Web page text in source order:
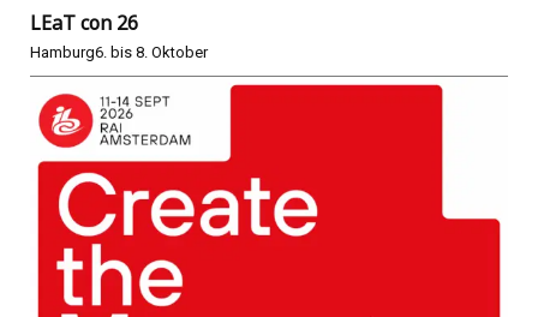
LEaT con 26
Hamburg6. bis 8. Oktober